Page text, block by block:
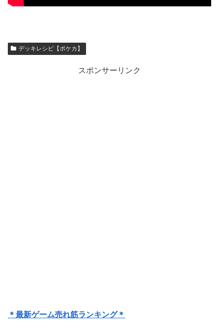
デッキレシピ【ポケカ】
スポンサーリンク
＊最新ゲーム売れ筋ランキング＊